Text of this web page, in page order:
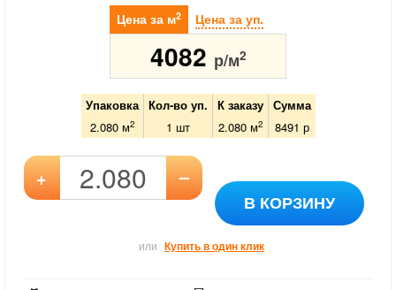
Цена за м2 Цена за уп.
4082 р/м2
Упаковка Кол-во уп. К заказу
Сумма
2.080 м2 1 шт 2.080м2 8491 р
+ –
В КОРЗИНУ
или Купить в один клик